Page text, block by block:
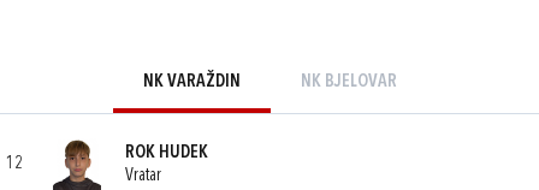
NK VARAŽDIN NK BJELOVAR
12
ROK HUDEK
Vratar